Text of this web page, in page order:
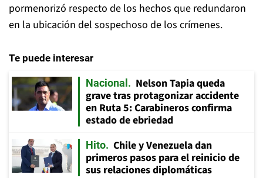
pormenorizó respecto de los hechos que redundaron
en la ubicación del sospechoso de los crímenes.
Te puede interesar
Nacional
Nelson Tapia queda
grave tras protagonizar accidente
en Ruta 5: Carabineros confirma
estado de ebriedad
Hito
Chile y Venezuela dan
primeros pasos para el reinicio de
sus relaciones diplomáticas